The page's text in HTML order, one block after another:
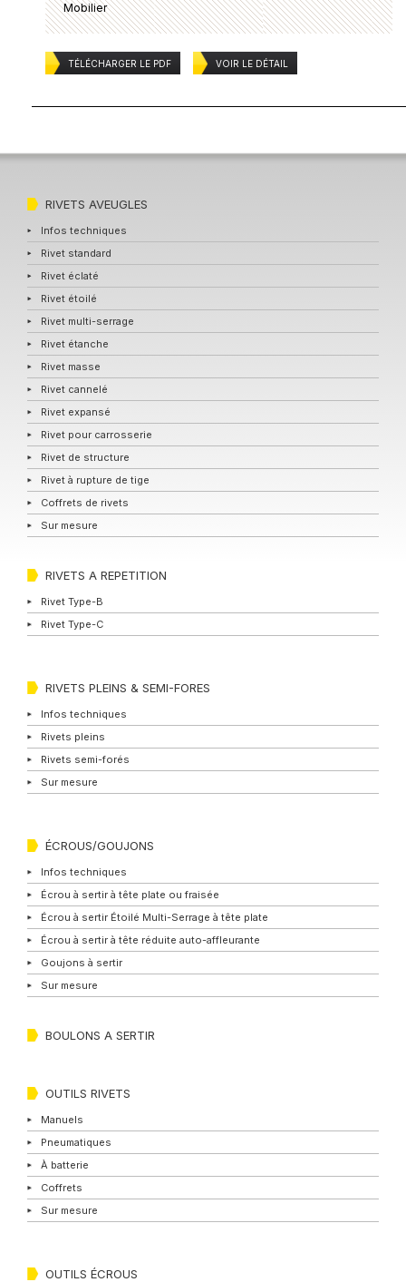
Mobilier
TÉLÉCHARGER LE PDF VOIR LE DÉTAIL
RIVETS AVEUGLES
Infos techniques
Rivet standard
Rivet éclaté
Rivet étoilé
Rivet multi-serrage
Rivet étanche
Rivet masse
Rivet cannelé
Rivet expansé
Rivet pour carrosserie
Rivet de structure
Rivet à rupture de tige
Coffrets de rivets
Sur mesure
RIVETS A REPETITION
Rivet Type-B
Rivet Type-C
RIVETS PLEINS & SEMI-FORES
Infos techniques
Rivets pleins
Rivets semi-forés
Sur mesure
ÉCROUS/GOUJONS
Infos techniques
Écrou à sertir à tête plate ou fraisée
Écrou à sertir Étoilé Multi-Serrage à tête plate
Écrou à sertir à tête réduite auto-affleurante
Goujons à sertir
Sur mesure
BOULONS A SERTIR
OUTILS RIVETS
Manuels
Pneumatiques
À batterie
Coffrets
Sur mesure
OUTILS ÉCROUS